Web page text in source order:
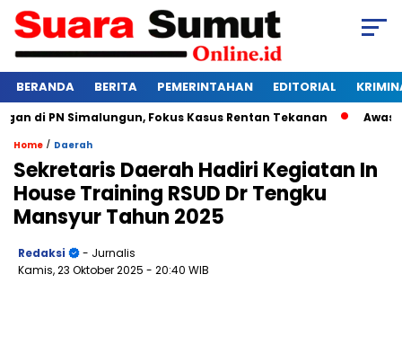
BERANDA BERITA PEMERINTAHAN EDITORIAL
PN Simalungun, Fokus Kasus Rentan Tekanan Awas
Home / Daerah
Sekretaris Daerah Hadiri Kegiatan In
House Training RSUD Dr Tengku
Mansyur Tahun 2025
Redaksi
- Jurnalis
Kamis, 23 Oktober 2025 - 20:40 WIB